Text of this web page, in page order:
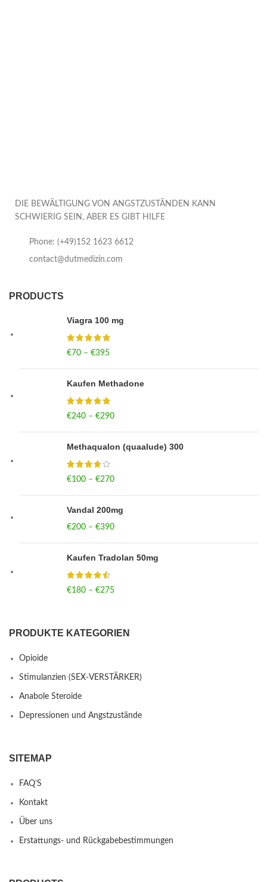
DIE BEWÄLTIGUNG VON ANGSTZUSTÄNDEN KANN
SCHWIERIG SEIN, ABER ES GIBT HILFE
Phone: (+49)152 1623 6612
contact@dutmedizin.com
PRODUCTS
Viagra 100 mg
€70 – €395
Kaufen Methadone
€240 – €290
Methaqualon (quaalude) 300
€100 – €270
Vandal 200mg
€200 – €390
Kaufen Tradolan 50mg
€180 – €275
PRODUKTE KATEGORIEN
Opioide
Stimulanzien (SEX-VERSTÄRKER)
Anabole Steroide
Depressionen und Angstzustände
SITEMAP
FAQ’S
Kontakt
Über uns
Erstattungs- und Rückgabebestimmungen